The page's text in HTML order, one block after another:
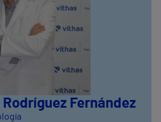
Rodríguez Fernández